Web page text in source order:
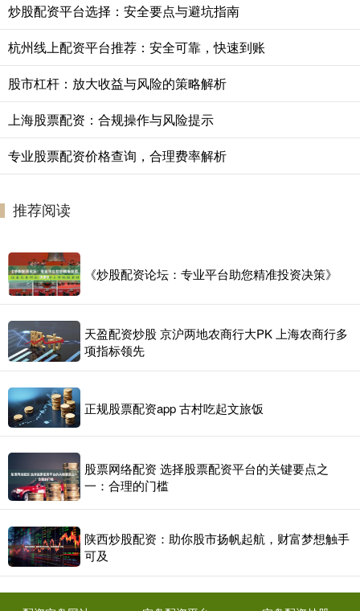
炒股配资平台选择：安全要点与避坑指南
杭州线上配资平台推荐：安全可靠，快速到账
股市杠杆：放大收益与风险的策略解析
上海股票配资：合规操作与风险提示
专业股票配资价格查询，合理费率解析
推荐阅读
《炒股配资论坛：专业平台助您精准投资决策》
天盈配资炒股 京沪两地农商行大PK 上海农商行多
项指标领先
正规股票配资app 古村吃起文旅饭
股票网络配资 选择股票配资平台的关键要点之
一：合理的门槛
陕西炒股配资：助你股市扬帆起航，财富梦想触手
可及